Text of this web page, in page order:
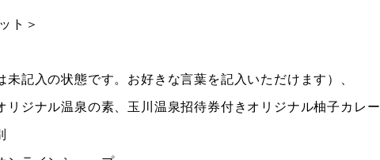
ト＞
記入の状態です。お好きな言葉を記入いただけます）、
リジナル温泉の素、玉川温泉招待券付きオリジナル柚子カレー